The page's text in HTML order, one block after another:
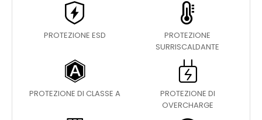
PROTEZIONE ESD
PROTEZIONE
SURRISCALDANTE
PROTEZIONE DI CLASSE A
PROTEZIONE DI
OVERCHARGE